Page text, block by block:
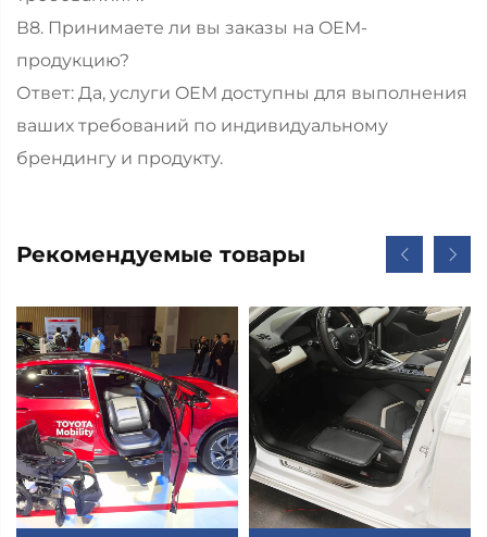
В8. Принимаете ли вы заказы на OEM-
продукцию?
Ответ: Да, услуги OEM доступны для выполнения
ваших требований по индивидуальному
брендингу и продукту.
Рекомендуемые товары